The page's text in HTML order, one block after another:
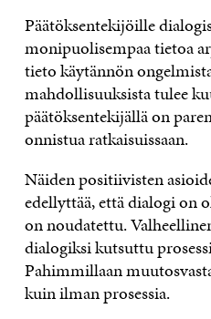
Päätöksentekijöille
monipuolisempaa tietoa
tieto käytännön
mahdollisuuksista tulee
päätöksentekijällä on
onnistua ratkaisuissaan.
Näiden positiivisten
edellyttää, että dialogi on
on noudatettu.
dialogiksi kutsuttu
Pahimmillaan
kuin ilman prosessia.